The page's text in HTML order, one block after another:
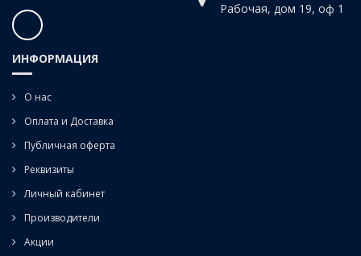
Рабочая, дом 19, оф 1
ИНФОРМАЦИЯ
О нас
Оплата и Доставка
Публичная оферта
Реквизиты
Личный кабинет
Производители
Акции